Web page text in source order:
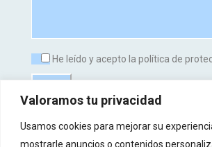
Valoramos tu privacidad
Usamos cookies para mejorar su
mostrarle anuncios o contenidos
He leído y acepto la política de